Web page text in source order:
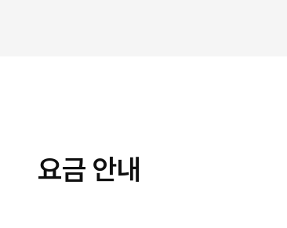
요금 안내